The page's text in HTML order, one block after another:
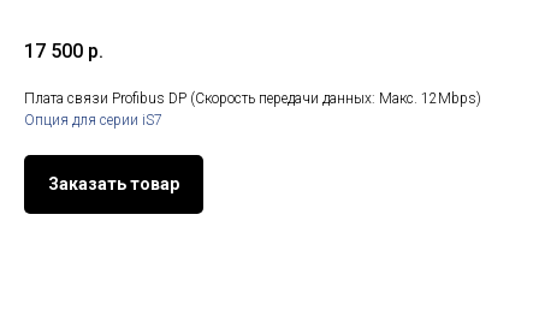
17 500 р.
Плата связи Profibus DP (Скорость передачи данных: Макс. 12Mbps)
Опция для серии iS7
Заказать товар